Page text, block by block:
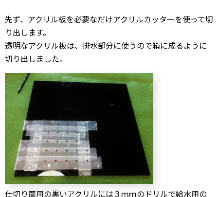
先ず、アクリル板を必要なだけアクリルカッターを使って切
り出します。
透明なアクリル板は、排水部分に使うので箱に成るように
切り出しました。
仕切り面用の黒いアクリルには３ｍｍのドリルで給水用の